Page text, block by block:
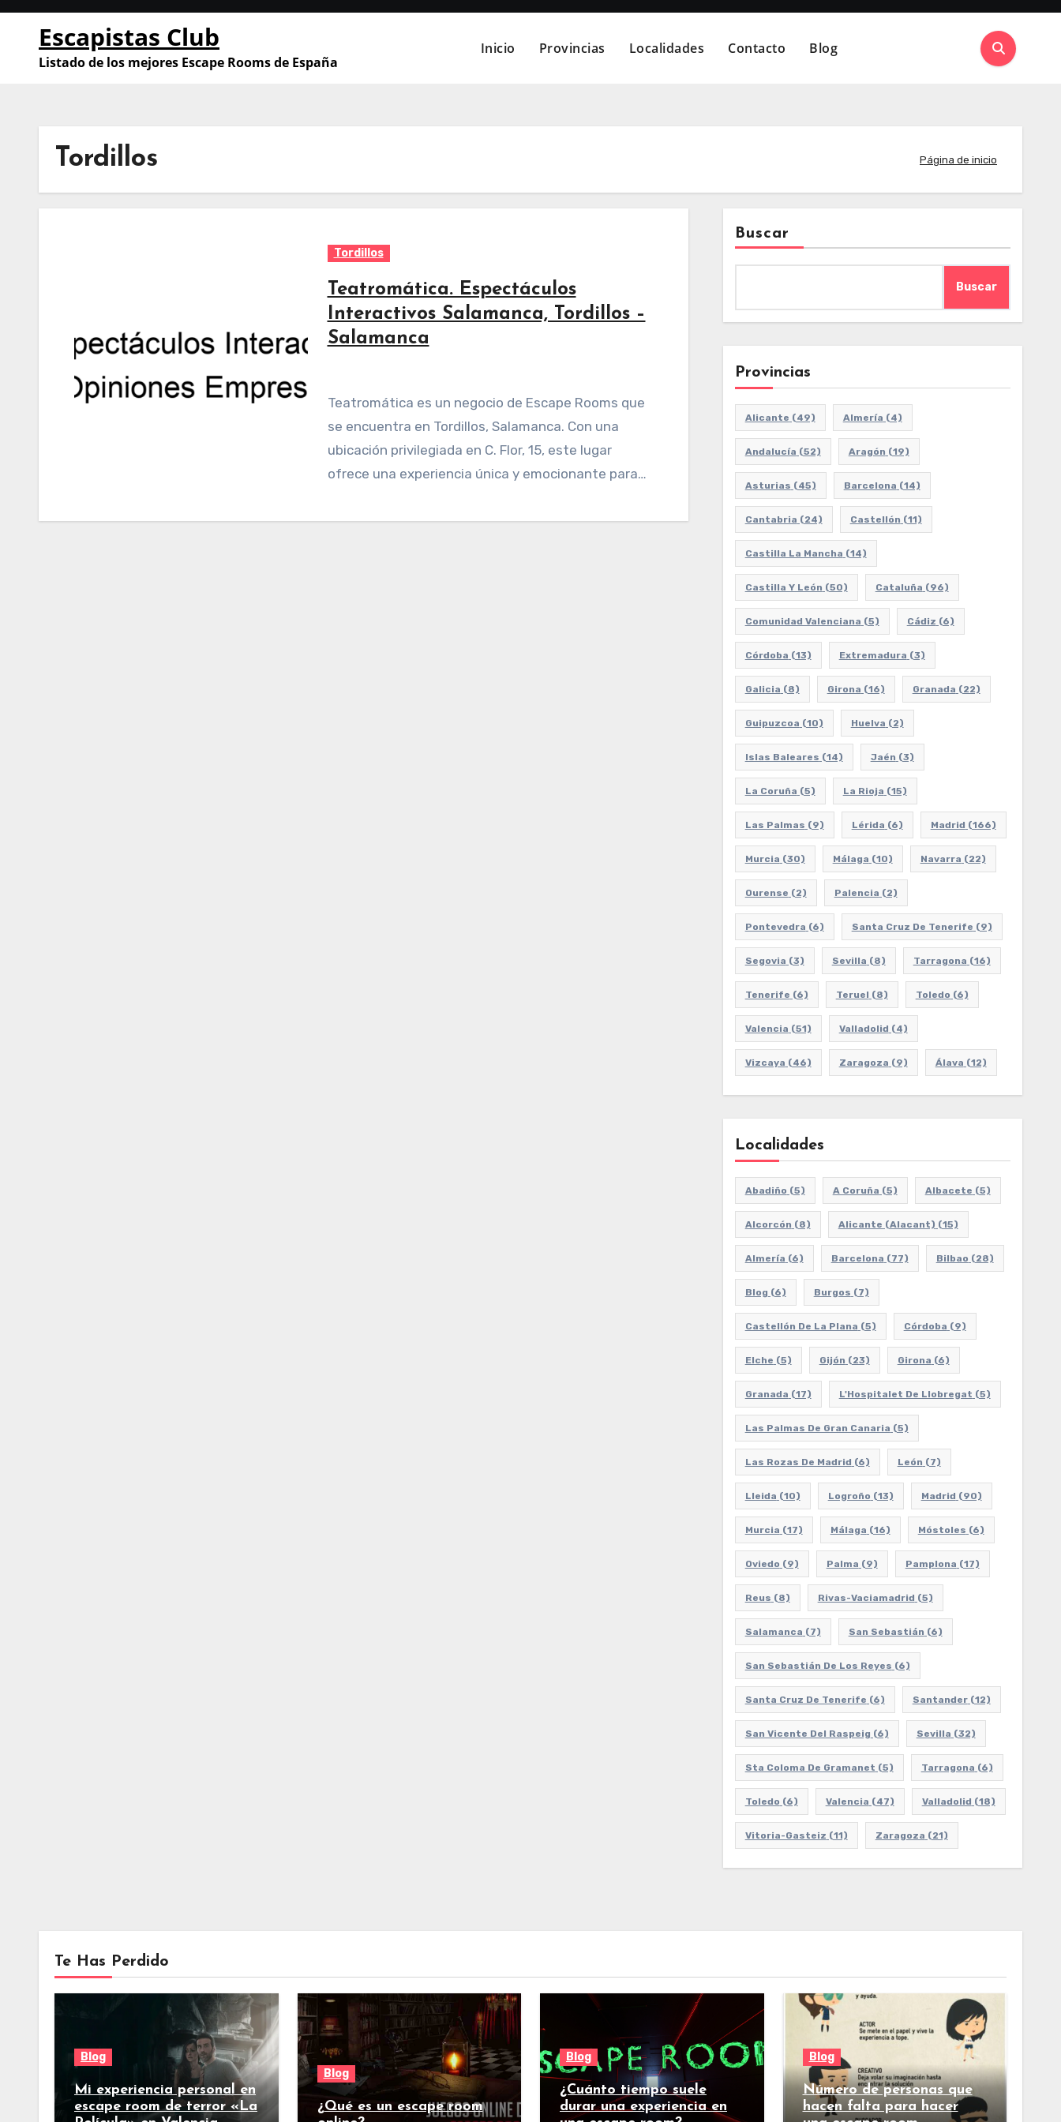
Saltar
contenido
Escapistas Club
Listado de los mejores Escape Rooms de España
Inicio Provincias Localidades Contacto Blog
Tordillos Página de inicio
Tordillos
Teatromática. Espectáculos
Interactivos Salamanca, Tordillos –
Salamanca
Teatromática es un negocio de Escape Rooms que
se encuentra en Tordillos, Salamanca. Con una
ubicación privilegiada en C. Flor, 15, este lugar
ofrece una experiencia única y emocionante para…
Buscar
Buscar
Provincias
Alicante (49) Almería (4)
Andalucía (52) Aragón (19)
Asturias (45) Barcelona (14)
Cantabria (24) Castellón (11)
Castilla La Mancha (14)
Castilla Y León (50) Cataluña (96)
Comunidad Valenciana (5) Cádiz (6)
Córdoba (13) Extremadura (3)
Galicia (8) Girona (16) Granada (22)
Guipuzcoa (10) Huelva (2)
Islas Baleares (14) Jaén (3)
La Coruña (5) La Rioja (15)
Las Palmas (9) Lérida (6) Madrid (166)
Murcia (30) Málaga (10) Navarra (22)
Ourense (2) Palencia (2)
Pontevedra (6) Santa Cruz De Tenerife (9)
Segovia (3) Sevilla (8) Tarragona (16)
Tenerife (6) Teruel (8) Toledo (6)
Valencia (51) Valladolid (4)
Vizcaya (46) Zaragoza (9) Álava (12)
Localidades
Abadiño (5) A Coruña (5) Albacete (5)
Alcorcón (8) Alicante (Alacant) (15)
Almería (6) Barcelona (77) Bilbao (28)
Blog (6) Burgos (7)
Castellón De La Plana (5) Córdoba (9)
Elche (5) Gijón (23) Girona (6)
Granada (17) L'Hospitalet De Llobregat (5)
Las Palmas De Gran Canaria (5)
Las Rozas De Madrid (6) León (7)
Lleida (10) Logroño (13) Madrid (90)
Murcia (17) Málaga (16) Móstoles (6)
Oviedo (9) Palma (9) Pamplona (17)
Reus (8) Rivas-Vaciamadrid (5)
Salamanca (7) San Sebastián (6)
San Sebastián De Los Reyes (6)
Santa Cruz De Tenerife (6) Santander(12)
San Vicente Del Raspeig (6) Sevilla (32)
Sta Coloma De Gramanet (5) Tarragona (6)
Toledo (6) Valencia (47) Valladolid (18)
Vitoria-Gasteiz (11) Zaragoza (21)
Te Has Perdido
Blog
Mi experiencia personal en
escape room de terror «La
Blog
¿Qué es un escape room
Blog
¿Cuánto tiempo suele
durar una experiencia en
Blog
Número de personas que
hacen falta para hacer